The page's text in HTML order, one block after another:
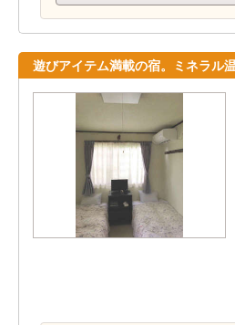
遊びアイテム満載の宿。ミネラル